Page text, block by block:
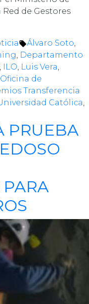
Red de Gestores
Tags:
Álvaro Soto,
, Departamento
, ILO, Luis Vera,
Oficina de
Transferencia
Católica,
PRUEBA